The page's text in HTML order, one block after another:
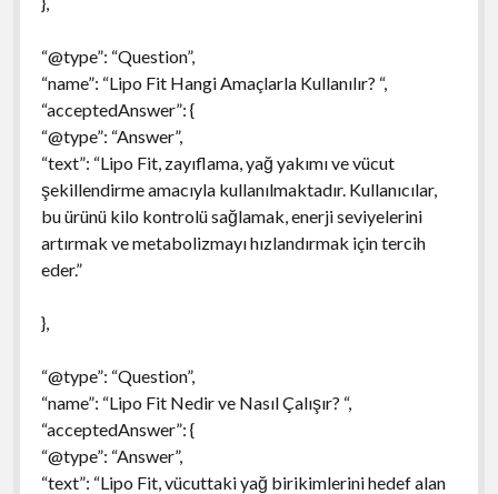
“@type”: “Question”,
“name”: “Lipo Fit Hangi Amaçlarla Kullanılır? “,
“acceptedAnswer”: {
“@type”: “Answer”,
“text”: “Lipo Fit, zayıflama, yağ yakımı ve vücut
şekillendirme amacıyla kullanılmaktadır. Kullanıcılar,
bu ürünü kilo kontrolü sağlamak, enerji seviyelerini
artırmak ve metabolizmayı hızlandırmak için tercih
eder.”
},
“@type”: “Question”,
“name”: “Lipo Fit Nedir ve Nasıl Çalışır? “,
“acceptedAnswer”: {
“@type”: “Answer”,
“text”: “Lipo Fit, vücuttaki yağ birikimlerini hedef alan